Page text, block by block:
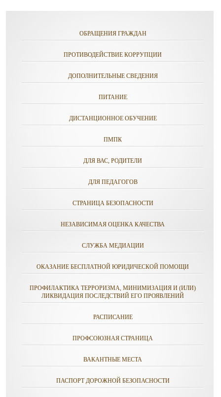
ОБРАЩЕНИЯ ГРАЖДАН
ПРОТИВОДЕЙСТВИЕ КОРРУПЦИИ
ДОПОЛНИТЕЛЬНЫЕ СВЕДЕНИЯ
ПИТАНИЕ
ДИСТАНЦИОННОЕ ОБУЧЕНИЕ
ПМПК
ДЛЯ ВАС, РОДИТЕЛИ
ДЛЯ ПЕДАГОГОВ
СТРАНИЦА БЕЗОПАСНОСТИ
НЕЗАВИСИМАЯ ОЦЕНКА КАЧЕСТВА
СЛУЖБА МЕДИАЦИИ
ОКАЗАНИЕ БЕСПЛАТНОЙ ЮРИДИЧЕСКОЙ ПОМОЩИ
ПРОФИЛАКТИКА ТЕРРОРИЗМА, МИНИМИЗАЦИЯ И (ИЛИ)
ЛИКВИДАЦИЯ ПОСЛЕДСТВИЙ ЕГО ПРОЯВЛЕНИЙ
РАСПИСАНИЕ
ПРОФСОЮЗНАЯ СТРАНИЦА
ВАКАНТНЫЕ МЕСТА
ПАСПОРТ ДОРОЖНОЙ БЕЗОПАСНОСТИ